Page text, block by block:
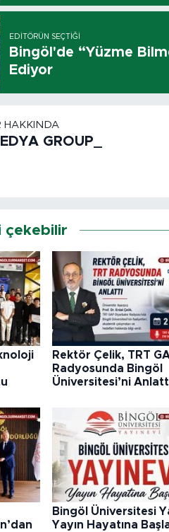
EDITÖRÜN SEÇTIĞI
Bingöl'de “Yüzme
Ediyor
HAKKINDA
GROUP_
çekebilir
Rektör Çelik, TRT
Radyosunda Bingöl
Üniversitesi’ni
Bingöl Üniversitesi
Yayın Hayatına